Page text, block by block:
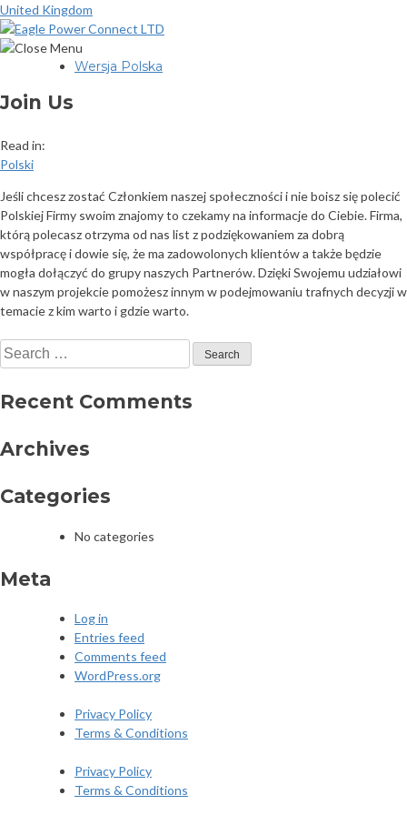
United Kingdom
Wersja Polska
Join Us
Read in:
Polski
Jeśli chcesz zostać Członkiem naszej społeczności i nie boisz się polecić
Polskiej Firmy swoim znajomy to czekamy na informacje do Ciebie. Firma,
którą polecasz otrzyma od nas list z podziękowaniem za dobrą
współpracę i dowie się, że ma zadowolonych klientów a także będzie
mogła dołączyć do grupy naszych Partnerów. Dzięki Swojemu udziałowi
w naszym projekcie pomożesz innym w podejmowaniu trafnych decyzji w
temacie z kim warto i gdzie warto.
Search
for:
Recent Comments
Archives
Categories
No categories
Meta
Log in
Entries feed
Comments feed
WordPress.org
Privacy Policy
Terms & Conditions
Privacy Policy
Terms & Conditions